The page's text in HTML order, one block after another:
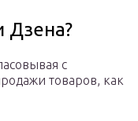
Дзена?
с
товаров, как